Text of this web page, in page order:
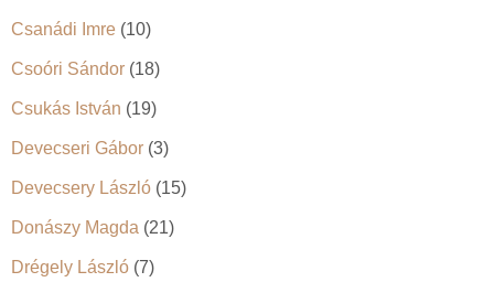
Csanádi Imre (10)
Csoóri Sándor (18)
Csukás István (19)
Devecseri Gábor (3)
Devecsery László (15)
Donászy Magda (21)
Drégely László (7)